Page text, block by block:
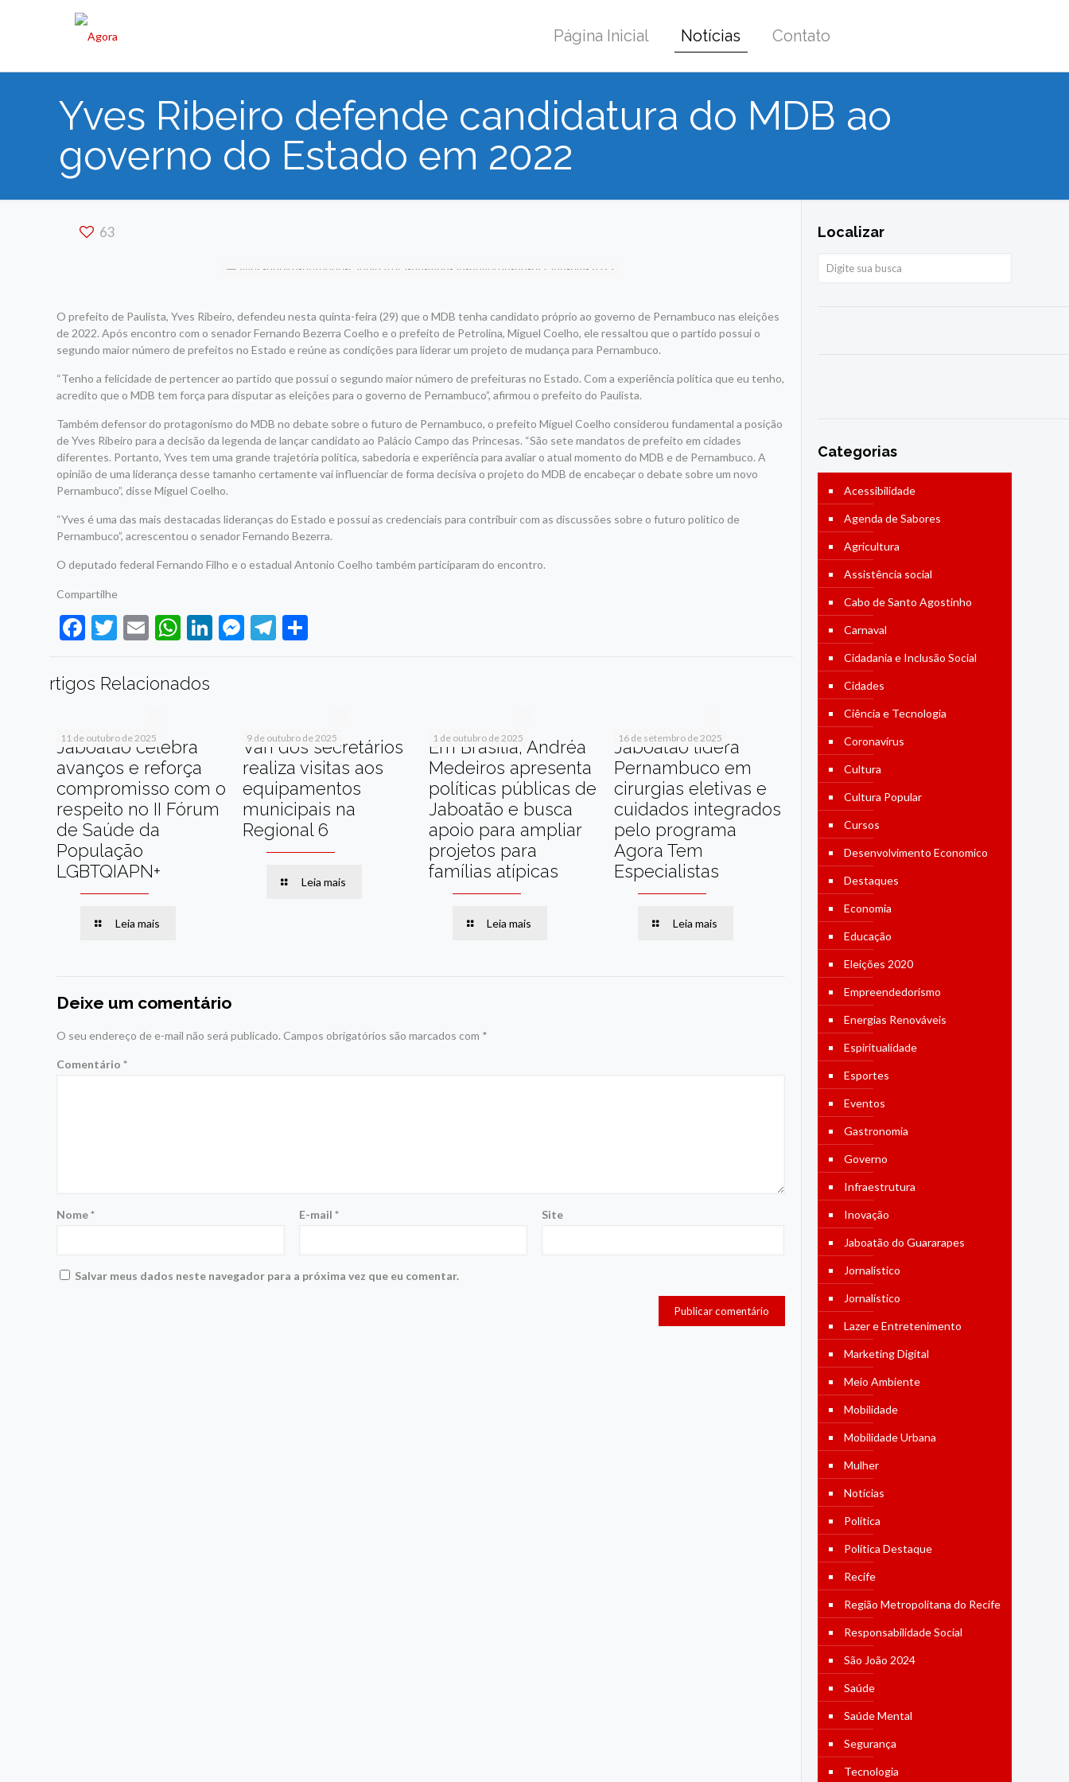
Página Inicial Notícias Contato
Yves Ribeiro defende candidatura do MDB ao
governo do Estado em 2022
63
O prefeito de Paulista, Yves Ribeiro, defendeu nesta quinta-feira (29) que o MDB tenha candidato próprio ao governo de Pernambuco nas eleições
de 2022. Após encontro com o senador Fernando Bezerra Coelho e o prefeito de Petrolina, Miguel Coelho, ele ressaltou que o partido possui o
segundo maior número de prefeitos no Estado e reúne as condições para liderar um projeto de mudança para Pernambuco.
“Tenho a felicidade de pertencer ao partido que possui o segundo maior número de prefeituras no Estado. Com a experiência política que eu tenho,
acredito que o MDB tem força para disputar as eleições para o governo de Pernambuco”, afirmou o prefeito do Paulista.
Também defensor do protagonismo do MDB no debate sobre o futuro de Pernambuco, o prefeito Miguel Coelho considerou fundamental a posição
de Yves Ribeiro para a decisão da legenda de lançar candidato ao Palácio Campo das Princesas. “São sete mandatos de prefeito em cidades
diferentes. Portanto, Yves tem uma grande trajetória política, sabedoria e experiência para avaliar o atual momento do MDB e de Pernambuco. A
opinião de uma liderança desse tamanho certamente vai influenciar de forma decisiva o projeto do MDB de encabeçar o debate sobre um novo
Pernambuco”, disse Miguel Coelho.
“Yves é uma das mais destacadas lideranças do Estado e possui as credenciais para contribuir com as discussões sobre o futuro político de
Pernambuco”, acrescentou o senador Fernando Bezerra.
O deputado federal Fernando Filho e o estadual Antonio Coelho também participaram do encontro.
Compartilhe
Facebook
Twitter
EmailWhatsApp
LinkedIn
Messenger
Telegram
rtigos Relacionados
11 de outubro de 2025
Jaboatão celebra
avanços e reforça
compromisso com o
respeito no II Fórum
de Saúde da
População
LGBTQIAPN+
Leia mais
9 de outubro de 2025
Van dos secretários
realiza visitas aos
equipamentos
municipais na
Regional 6
Leia mais
1 de outubro de 2025
Em Brasília, Andréa
Medeiros apresenta
políticas públicas de
Jaboatão e busca
apoio para ampliar
projetos para
famílias atípicas
Leia mais
16 de setembro de 2025
Jaboatão lidera
Pernambuco em
cirurgias eletivas e
cuidados integrados
pelo programa
Agora Tem
Especialistas
Leia mais
Deixe um comentário
O seu endereço de e-mail não será publicado. Campos obrigatórios são marcados com *
Comentário*
Nome* E-mail* Site
Salvar meus dados neste navegador para a próxima vez que eu comentar.
Localizar
Categorias
Acessibilidade
Agenda de Sabores
Agricultura
Assistência social
Cabo de Santo Agostinho
Carnaval
Cidadania e Inclusão Social
Cidades
Ciência e Tecnologia
Coronavírus
Cultura
Cultura Popular
Cursos
Desenvolvimento Economico
Destaques
Economia
Educação
Eleições 2020
Empreendedorismo
Energias Renováveis
Espiritualidade
Esportes
Eventos
Gastronomia
Governo
Infraestrutura
Inovação
Jaboatão do Guararapes
Jornalístico
Jornalístico
Lazer e Entretenimento
Marketing Digital
Meio Ambiente
Mobilidade
Mobilidade Urbana
Mulher
Notícias
Política
Política Destaque
Recife
Região Metropolitana do Recife
Responsabilidade Social
São João 2024
Saúde
Saúde Mental
Segurança
Tecnologia